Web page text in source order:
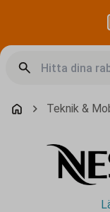
Teknik &